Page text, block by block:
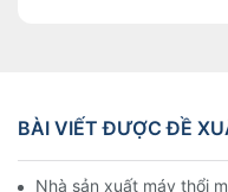
BÀI VIẾT ĐƯỢC ĐỀ
Nhà sản xuất máy thổi